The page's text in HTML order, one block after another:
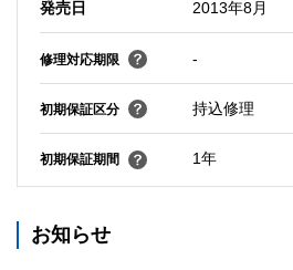
発売日 2013年8月
修理対応期限 -
初期保証区分 持込修理
初期保証期間 1年
お知らせ